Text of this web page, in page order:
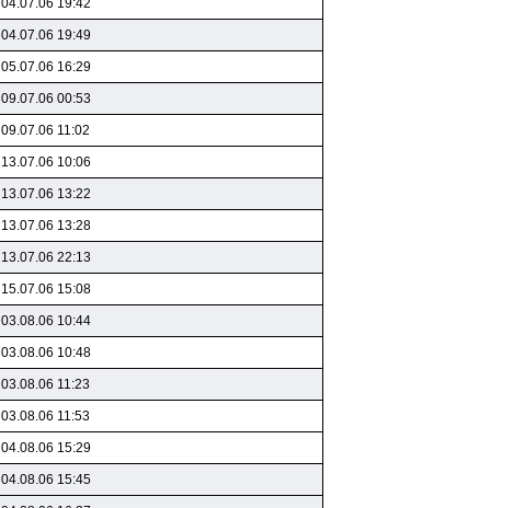
04.07.06 19:42
04.07.06 19:49
05.07.06 16:29
09.07.06 00:53
09.07.06 11:02
13.07.06 10:06
13.07.06 13:22
13.07.06 13:28
13.07.06 22:13
15.07.06 15:08
03.08.06 10:44
03.08.06 10:48
03.08.06 11:23
03.08.06 11:53
04.08.06 15:29
04.08.06 15:45